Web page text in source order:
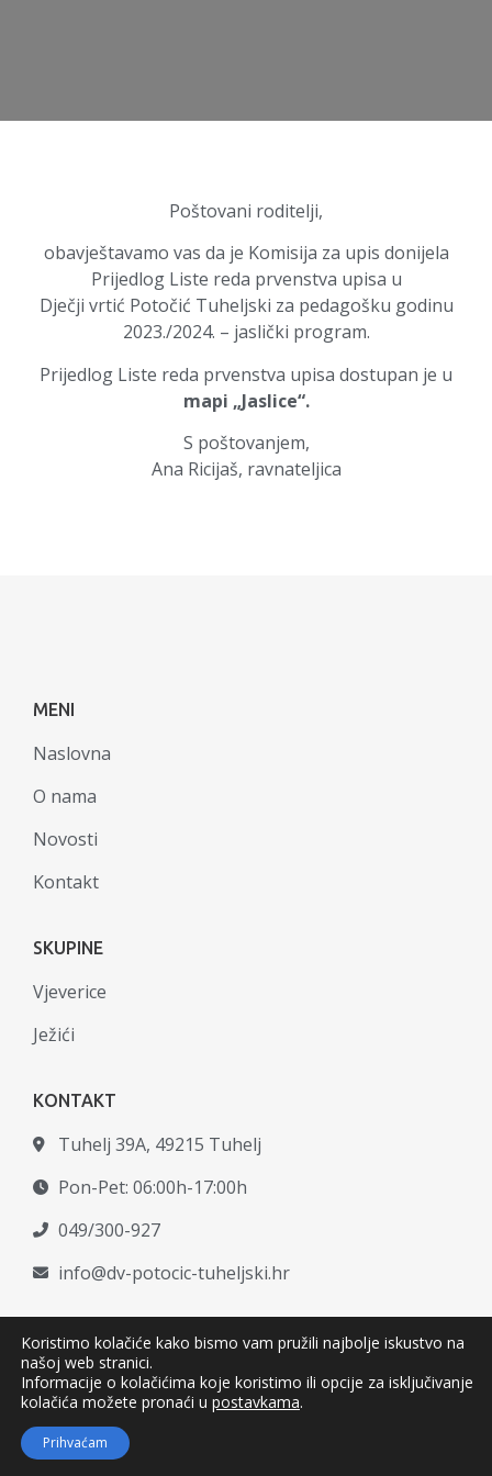
Poštovani roditelji,
obavještavamo vas da je Komisija za upis donijela
Prijedlog Liste reda prvenstva upisa u
Dječji vrtić Potočić Tuheljski za pedagošku godinu
2023./2024. – jaslički program.
Prijedlog Liste reda prvenstva upisa dostupan je u
mapi „Jaslice“.
S poštovanjem,
Ana Ricijaš, ravnateljica
MENI
Naslovna
O nama
Novosti
Kontakt
SKUPINE
Vjeverice
Ježići
KONTAKT
Tuhelj 39A, 49215 Tuhelj
Pon-Pet: 06:00h-17:00h
049/300-927
info@dv-potocic-tuheljski.hr
© Copyright – Dječji vrtić Potočić
Tuheljski|Pravila privatnosti
Koristimo kolačiće kako bismo vam pružili najbolje iskustvo na
našoj web stranici.
Informacije o kolačićima koje koristimo ili opcije za isključivanje
kolačića možete pronaći u postavkama.
Prihvaćam